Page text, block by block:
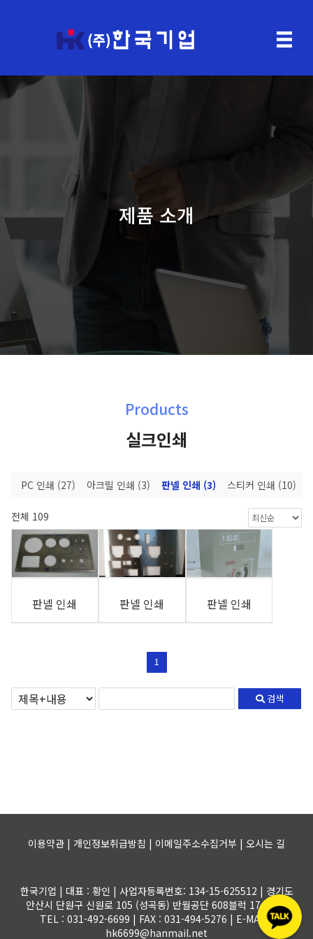
제품 소개
Products
실크인쇄
PC 인쇄 (27) 아크릴 인쇄 (3) 판넬 인쇄 (3) 스티커 인쇄 (10)
전체 109
판넬 인쇄 판넬 인쇄 판넬 인쇄
1
검색
이용약관 | 개인정보취급방침 | 이메일주소수집거부 | 오시는 길
한국기업 | 대표 : 황인 | 사업자등록번호: 134-15-625512 | 경기도
안산시 단원구 신원로 105 (성곡동) 반월공단 608블럭 17-1롯트
TEL : 031-492-6699 | FAX : 031-494-5276 | E-MAIL :
hk6699@hanmail.net